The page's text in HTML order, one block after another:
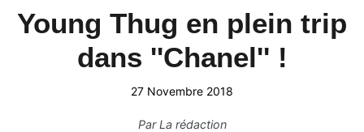
Young Thug en plein trip
dans ''Chanel'' !
27 Novembre 2018
ParLa rédaction